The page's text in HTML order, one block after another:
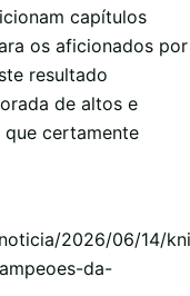
capítulos
os aficionados por
resultado
de altos e
certamente
2026/06/14/
da-